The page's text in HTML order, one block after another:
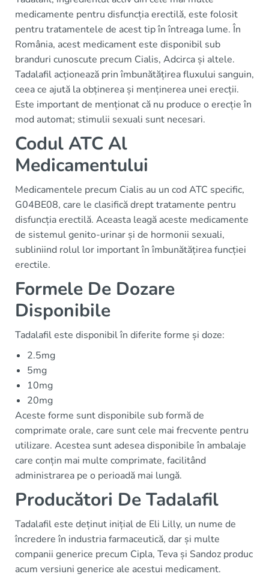
medicamente pentru disfuncția erectilă, este folosit
pentru tratamentele de acest tip în întreaga lume. În
România, acest medicament este disponibil sub
branduri cunoscute precum Cialis, Adcirca și altele.
Tadalafil acționează prin îmbunătățirea fluxului sanguin,
ceea ce ajută la obținerea și menținerea unei erecții.
Este important de menționat că nu produce o erecție în
mod automat; stimulii sexuali sunt necesari.
Codul ATC Al
Medicamentului
Medicamentele precum Cialis au un cod ATC specific,
G04BE08, care le clasifică drept tratamente pentru
disfuncția erectilă. Aceasta leagă aceste medicamente
de sistemul genito-urinar și de hormonii sexuali,
subliniind rolul lor important în îmbunătățirea funcției
erectile.
Formele De Dozare
Disponibile
Tadalafil este disponibil în diferite forme și doze:
2.5mg
5mg
10mg
20mg
Aceste forme sunt disponibile sub formă de
comprimate orale, care sunt cele mai frecvente pentru
utilizare. Acestea sunt adesea disponibile în ambalaje
care conțin mai multe comprimate, facilitând
administrarea pe o perioadă mai lungă.
Producători De Tadalafil
Tadalafil este deținut inițial de Eli Lilly, un nume de
încredere în industria farmaceutică, dar și multe
companii generice precum Cipla, Teva și Sandoz produc
acum versiuni generice ale acestui medicament.